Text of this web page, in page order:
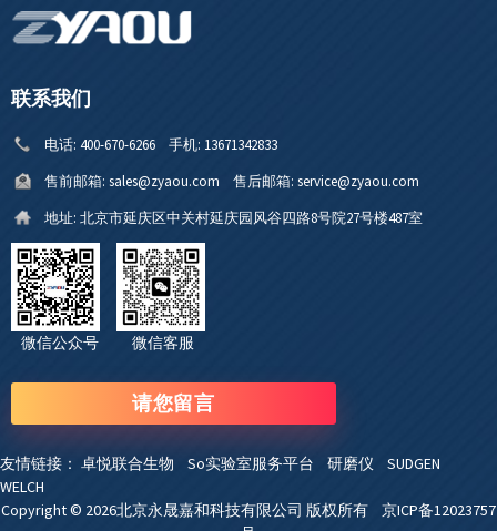
联系我们
电话: 400-670-6266 手机: 13671342833
售前邮箱: sales@zyaou.com 售后邮箱: service@zyaou.com
地址: 北京市延庆区中关村延庆园风谷四路8号院27号楼487室
微信公众号 微信客服
请您留言
友情链接： 卓悦联合生物 So实验室服务平台 研磨仪 SUDGEN
WELCH
Copyright © 2026北京永晟嘉和科技有限公司 版权所有 京ICP备12023757